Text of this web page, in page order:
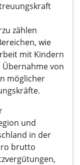
zählen
wie
mit Kindern
von
möglicher
und
in der
brutto